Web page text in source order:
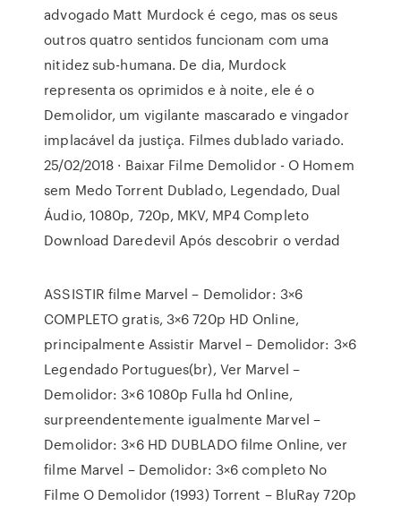
advogado Matt Murdock é cego, mas os seus
outros quatro sentidos funcionam com uma
nitidez sub-humana. De dia, Murdock
representa os oprimidos e à noite, ele é o
Demolidor, um vigilante mascarado e vingador
implacável da justiça. Filmes dublado variado.
25/02/2018 · Baixar Filme Demolidor - O Homem
sem Medo Torrent Dublado, Legendado, Dual
Áudio, 1080p, 720p, MKV, MP4 Completo
Download Daredevil Após descobrir o verdad
ASSISTIR filme Marvel – Demolidor: 3×6
COMPLETO gratis, 3×6 720p HD Online,
principalmente Assistir Marvel – Demolidor: 3×6
Legendado Portugues(br), Ver Marvel –
Demolidor: 3×6 1080p Fulla hd Online,
surpreendentemente igualmente Marvel –
Demolidor: 3×6 HD DUBLADO filme Online, ver
filme Marvel – Demolidor: 3×6 completo No
Filme O Demolidor (1993) Torrent – BluRay 720p